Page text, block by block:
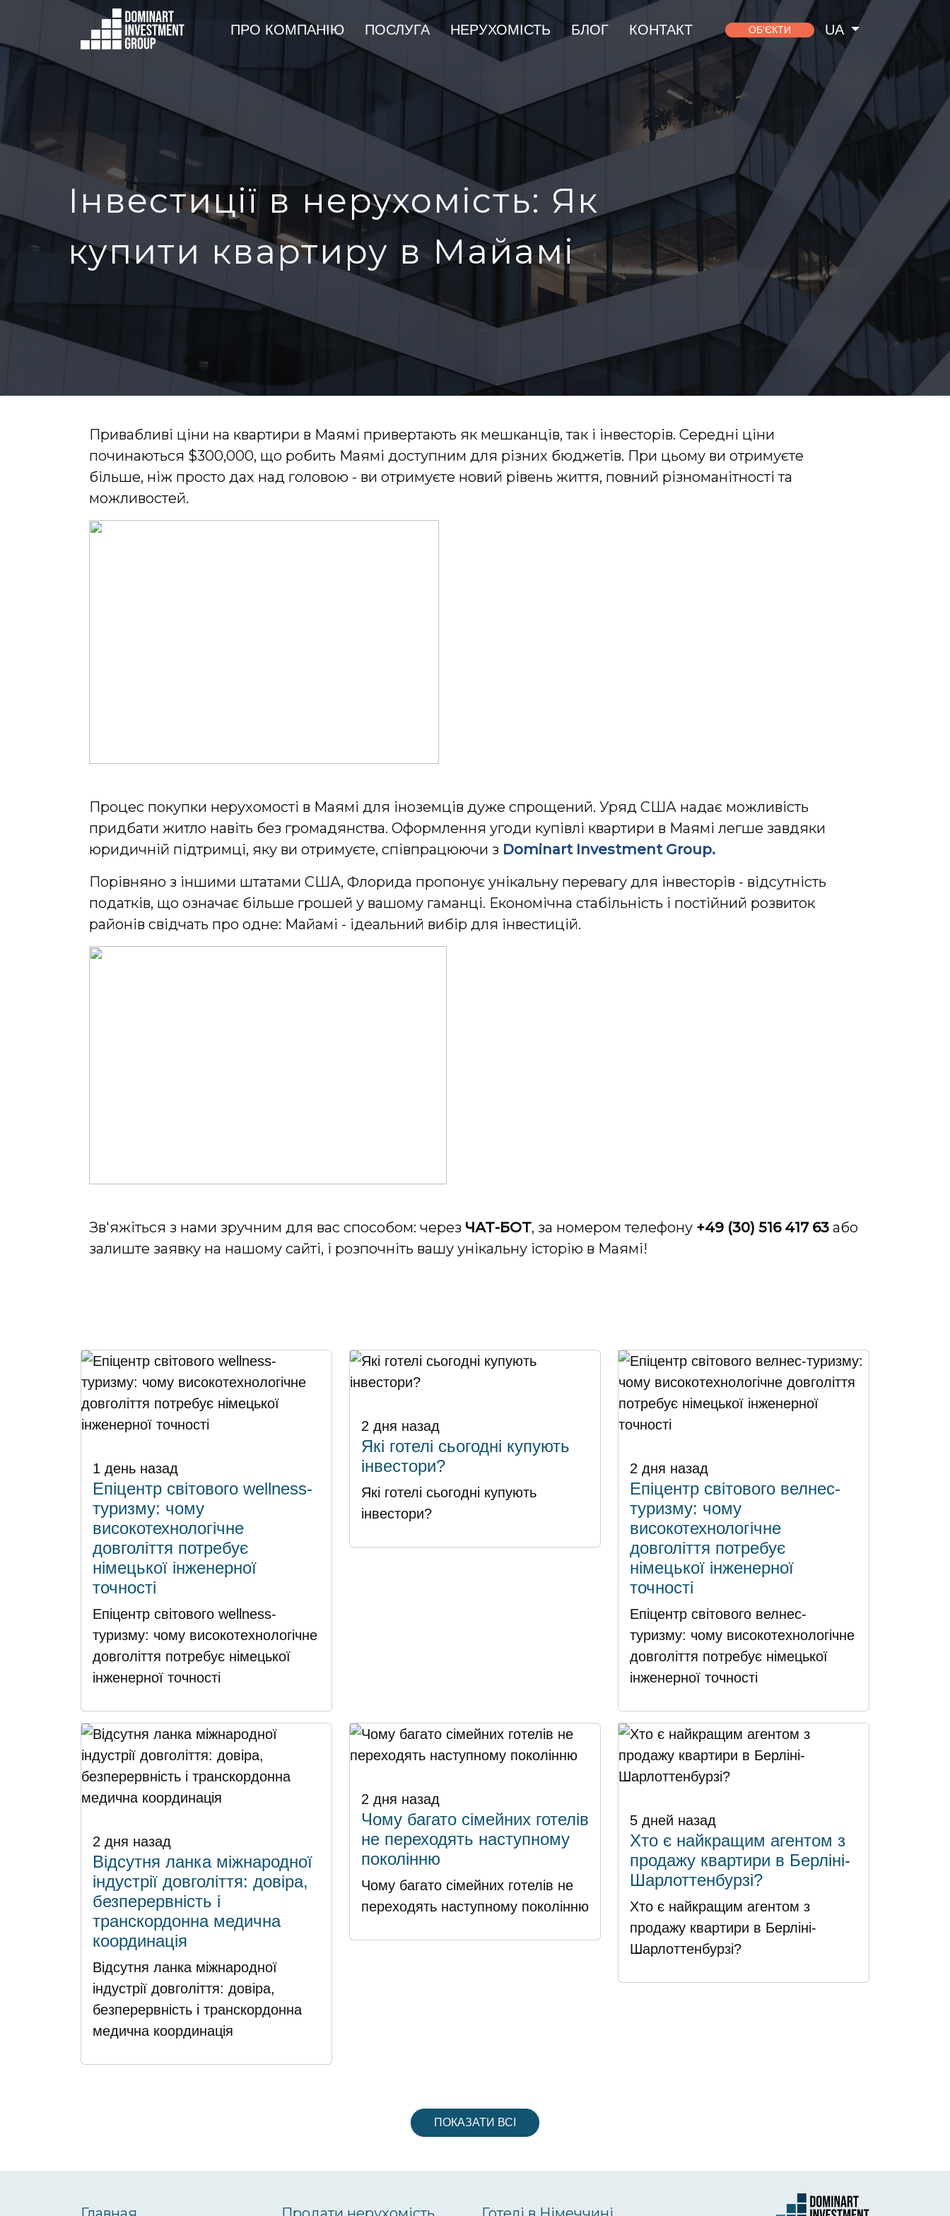
ПРО КОМПАНІЮ ПОСЛУГА НЕРУХОМІСТЬ БЛОГ КОНТАКТ ОБ'ЄКТИ UA
Інвестиції в нерухомість: Як
купити квартиру в Майамі
Привабливі ціни на квартири в Маямі привертають як мешканців, так і інвесторів. Середні ціни
починаються $300,000, що робить Маямі доступним для різних бюджетів. При цьому ви отримуєте
більше, ніж просто дах над головою - ви отримуєте новий рівень життя, повний різноманітності та
можливостей.
Процес покупки нерухомості в Маямі для іноземців дуже спрощений. Уряд США надає можливість
придбати житло навіть без громадянства. Оформлення угоди купівлі квартири в Маямі легше завдяки
юридичній підтримці, яку ви отримуєте, співпрацюючи з Dominart Investment Group.
Порівняно з іншими штатами США, Флорида пропонує унікальну перевагу для інвесторів - відсутність
податків, що означає більше грошей у вашому гаманці. Економічна стабільність і постійний розвиток
районів свідчать про одне: Майамі - ідеальний вибір для інвестицій.
Зв'яжіться з нами зручним для вас способом: через ЧАТ-БОТ, за номером телефону +49 (30) 516 417 63 або
залиште заявку на нашому сайті, і розпочніть вашу унікальну історію в Маямі!
1 день назад
Епіцентр світового wellness-
туризму: чому
високотехнологічне
довголіття потребує
німецької інженерної
точності
Епіцентр світового wellness-
туризму: чому високотехнологічне
довголіття потребує німецької
інженерної точності
2 дня назад
Які готелі сьогодні купують
інвестори?
Які готелі сьогодні купують
інвестори?
2 дня назад
Епіцентр світового велнес-
туризму: чому
високотехнологічне
довголіття потребує
німецької інженерної
точності
Епіцентр світового велнес-
туризму: чому високотехнологічне
довголіття потребує німецької
інженерної точності
2 дня назад
Відсутня ланка міжнародної
індустрії довголіття: довіра,
безперервність і
транскордонна медична
координація
Відсутня ланка міжнародної
індустрії довголіття: довіра,
безперервність і транскордонна
медична координація
2 дня назад
Чому багато сімейних готелів
не переходять наступному
поколінню
Чому багато сімейних готелів не
переходять наступному поколінню
5 дней назад
Хто є найкращим агентом з
продажу квартири в Берліні-
Шарлоттенбурзі?
Хто є найкращим агентом з
продажу квартири в Берліні-
Шарлоттенбурзі?
ПОКАЗАТИ ВСІ